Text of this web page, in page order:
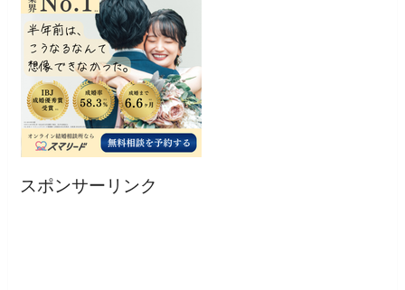
スポンサーリンク